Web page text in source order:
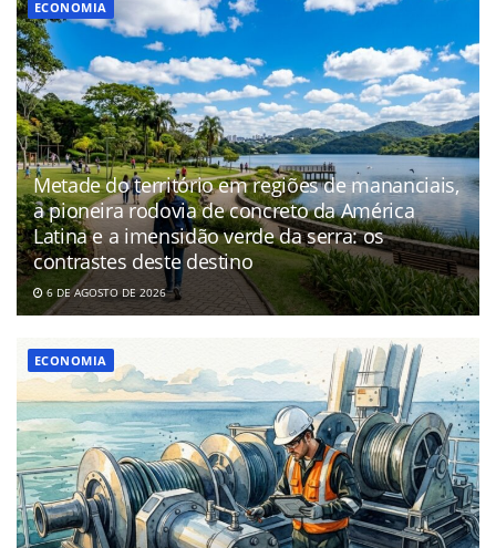
ECONOMIA
Metade do território em regiões de mananciais,
a pioneira rodovia de concreto da América
Latina e a imensidão verde da serra: os
contrastes deste destino
6 DE AGOSTO DE 2026
ECONOMIA